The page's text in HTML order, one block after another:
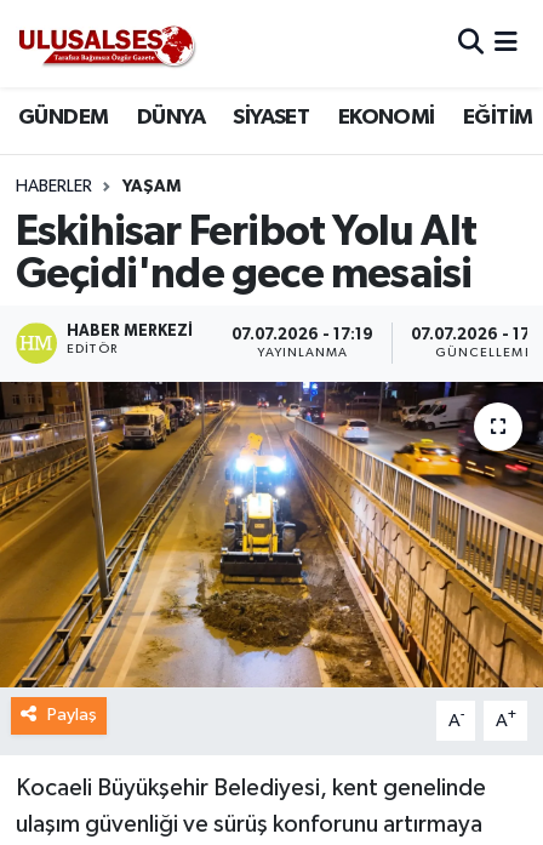
GÜNDEM DÜNYA SİYASET EKONOMİ EĞİTİM
HABERLER YAŞAM
Eskihisar Feribot Yolu Alt
Geçidi'nde gece mesaisi
HABER MERKEZI
EDITÖR
07.07.2026 - 17:19
YAYINLANMA
07.07.2026 -
GÜNCELLEME
Paylaş A- A+
Kocaeli Büyükşehir Belediyesi, kent genelinde
ulaşım güvenliği ve sürüş konforunu artırmaya
DÜNYA
SİYASET
EKONOMİ
EĞİTİM
SAĞLIK
MAGAZİN
SPOR
Trafik Durumu
Süper Lig Puan Durumu ve Fikstür
Tüm Manşetler
Son Dakika Haberleri
Haber Arşivi